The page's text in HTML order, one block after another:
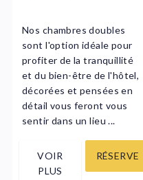
Nos chambres doubles
sont l'option idéale pour
profiter de la tranquillité
et du bien-être de l'hôtel,
décorées et pensées en
détail vous feront vous
sentir dans un lieu ...
VOIR
PLUS
RÉSERVE